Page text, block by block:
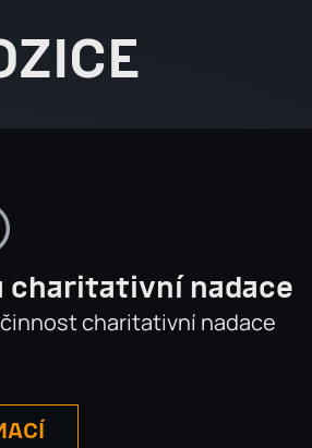
charitativní nadace
charitativní nadace